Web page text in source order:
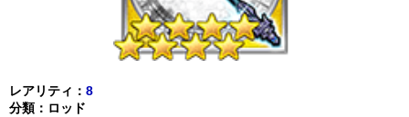
レアリティ： 8
分類：ロッド